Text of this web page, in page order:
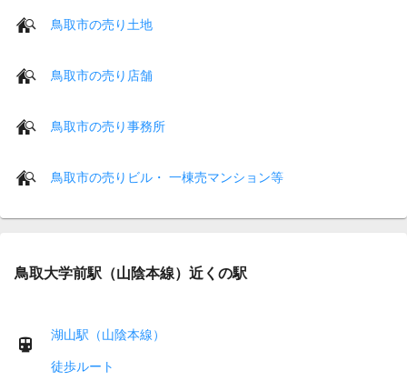
鳥取市の売り土地
鳥取市の売り店舗
鳥取市の売り事務所
鳥取市の売りビル・ 一棟売マンション等
鳥取大学前駅（山陰本線）近くの駅
湖山駅（山陰本線）
徒歩ルート